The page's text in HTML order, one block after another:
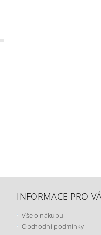
INFORMACE PRO
Vše o nákupu
Obchodní podmínky